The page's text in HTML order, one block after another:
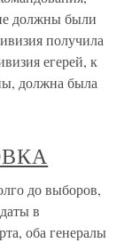
должны были
получила
егерей, к
должна была
до выборов,
в
оба генералы